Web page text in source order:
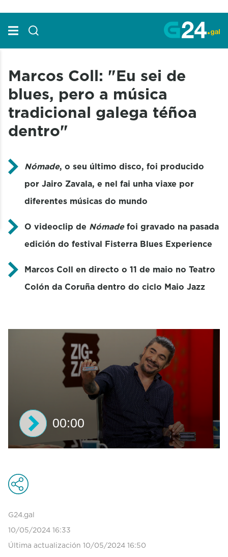
Marcos Coll: "Eu sei de
blues, pero a música
tradicional galega téñoa
dentro"
Nómade, o seu último disco, foi producido
por Jairo Zavala, e nel fai unha viaxe por
diferentes músicas do mundo
O videoclip de Nómadefoi gravado na pasada
edición do festival Fisterra Blues Experience
Marcos Coll en directo o 11 de maio no Teatro
Colón da Coruña dentro do ciclo Maio Jazz
c
o
d
o
0
00:00
G24.gal
10/05/2024 16:33
Última actualización 10/05/2024 16:50